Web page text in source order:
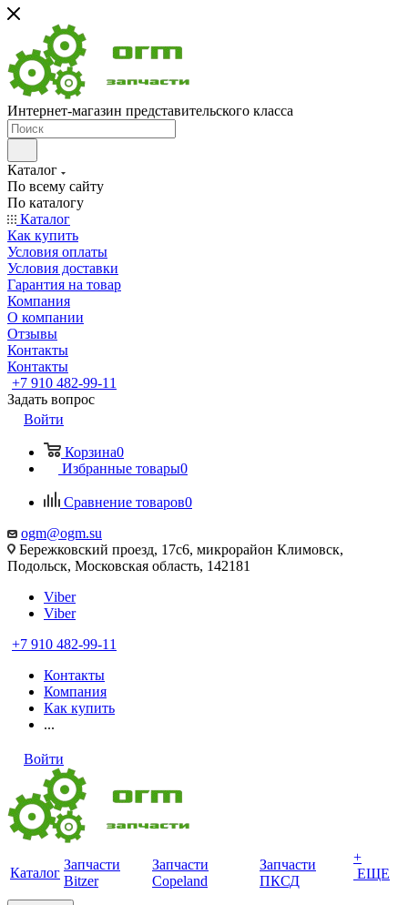
Интернет-магазин представительского класса
Каталог
По всему сайту
По каталогу
Каталог
Как купить
Условия оплаты
Условия доставки
Гарантия на товар
Компания
О компании
Отзывы
Контакты
Контакты
+7 910 482-99-11
Задать вопрос
Войти
Корзина0
Избранные товары0
Сравнение товаров0
ogm@ogm.su
Бережковский проезд, 17с6, микрорайон Климовск,
Подольск, Московская область, 142181
Viber
Viber
+7 910 482-99-11
Контакты
Компания
Как купить
...
Войти
Каталог
Запчасти
Bitzer
Запчасти
Copeland
Запчасти
ПКСД
+
ЕЩЕ